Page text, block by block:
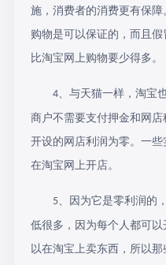
施，消费者的消费更有保障
购物是可以保证的，而且
比淘宝网上购物要少得多。
4、与天猫一样，淘宝
商户不需要支付押金和网
开设的网店利润为零。一
在淘宝网上开店。
5、因为它是零利润的
低很多，因为每个人都可
以在淘宝上卖东西，所以那